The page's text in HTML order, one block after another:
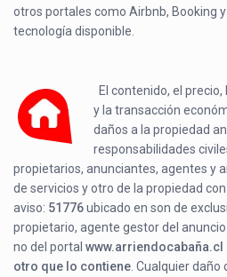
otros portales como Airbnb, Booking
tecnología disponible.
El contenido, el
y la transacción
daños a la propiedad
responsabilidades
propietarios, anunciantes, agentes y
de servicios y otro de la propiedad
aviso: 51776ubicado enson de
propietario, agente gestor del
no del portal
otro que lo contiene . Cualquier